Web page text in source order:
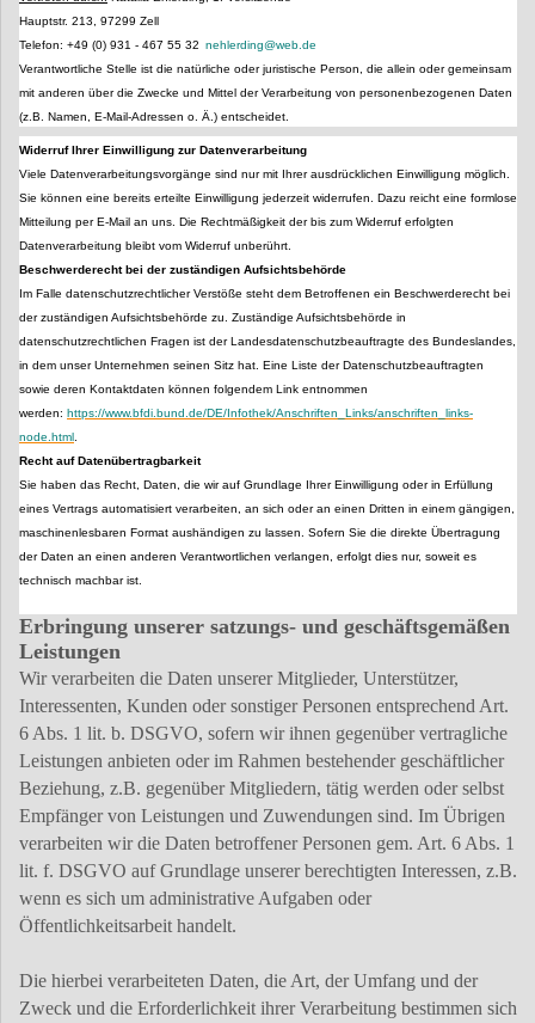
Hauptstr. 213, 97299 Zell
Telefon: +49 (0) 931 - 467 55 32 nehlerding@web.de
Verantwortliche Stelle ist die natürliche oder juristische Person, die allein oder gemeinsam
mit anderen über die Zwecke und Mittel der Verarbeitung von personenbezogenen Daten
(z.B. Namen, E-Mail-Adressen o. Ä.) entscheidet.
Widerruf Ihrer Einwilligung zur Datenverarbeitung
Viele Datenverarbeitungsvorgänge sind nur mit Ihrer ausdrücklichen Einwilligung möglich.
Sie können eine bereits erteilte Einwilligung jederzeit widerrufen. Dazu reicht eine formlose
Mitteilung per E-Mail an uns. Die Rechtmäßigkeit der bis zum Widerruf erfolgten
Datenverarbeitung bleibt vom Widerruf unberührt.
Beschwerderecht bei der zuständigen Aufsichtsbehörde
Im Falle datenschutzrechtlicher Verstöße steht dem Betroffenen ein Beschwerderecht bei
der zuständigen Aufsichtsbehörde zu. Zuständige Aufsichtsbehörde in
datenschutzrechtlichen Fragen ist der Landesdatenschutzbeauftragte des Bundeslandes,
in dem unser Unternehmen seinen Sitz hat. Eine Liste der Datenschutzbeauftragten
sowie deren Kontaktdaten können folgendem Link entnommen
werden: https://www.bfdi.bund.de/DE/Infothek/Anschriften_Links/anschriften_links-
node.html.
Recht auf Datenübertragbarkeit
Sie haben das Recht, Daten, die wir auf Grundlage Ihrer Einwilligung oder in Erfüllung
eines Vertrags automatisiert verarbeiten, an sich oder an einen Dritten in einem gängigen,
maschinenlesbaren Format aushändigen zu lassen. Sofern Sie die direkte Übertragung
der Daten an einen anderen Verantwortlichen verlangen, erfolgt dies nur, soweit es
technisch machbar ist.
Erbringung unserer satzungs- und geschäftsgemäßen
Leistungen
Wir verarbeiten die Daten unserer Mitglieder, Unterstützer,
Interessenten, Kunden oder sonstiger Personen entsprechend Art.
6 Abs. 1 lit. b. DSGVO, sofern wir ihnen gegenüber vertragliche
Leistungen anbieten oder im Rahmen bestehender geschäftlicher
Beziehung, z.B. gegenüber Mitgliedern, tätig werden oder selbst
Empfänger von Leistungen und Zuwendungen sind. Im Übrigen
verarbeiten wir die Daten betroffener Personen gem. Art. 6 Abs. 1
lit. f. DSGVO auf Grundlage unserer berechtigten Interessen, z.B.
wenn es sich um administrative Aufgaben oder
Öffentlichkeitsarbeit handelt.
Die hierbei verarbeiteten Daten, die Art, der Umfang und der
Zweck und die Erforderlichkeit ihrer Verarbeitung bestimmen sich